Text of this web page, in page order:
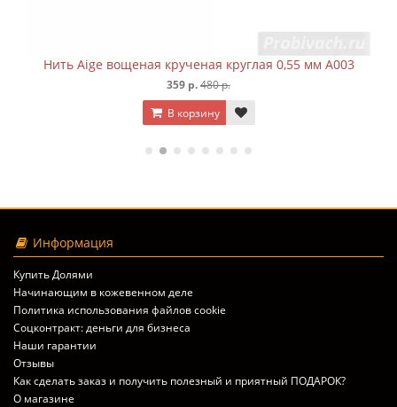
Нить Aige вощеная крученая круглая 0,55 мм A003
480 р.
В корзину
Информация
Купить Долями
Начинающим в кожевенном деле
Политика использования файлов cookie
Соцконтракт: деньги для бизнеса
Наши гарантии
Отзывы
Как сделать заказ и получить полезный и приятный ПОДАРОК?
О магазине